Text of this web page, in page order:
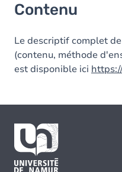
Contenu
Le descriptif complet
(contenu, méthode
est disponible ici